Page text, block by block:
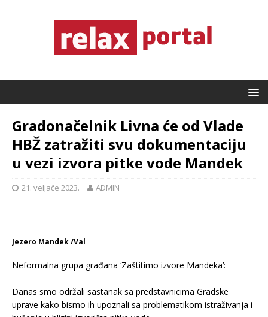
Gradonačelnik Livna će od Vlade
HBŽ zatražiti svu dokumentaciju
u vezi izvora pitke vode Mandek
21. veljače 2023. ADMIN
Jezero Mandek /Val
Neformalna grupa građana ‘Zaštitimo izvore Mandeka’:
Danas smo održali sastanak sa predstavnicima Gradske
uprave kako bismo ih upoznali sa problematikom istraživanja i